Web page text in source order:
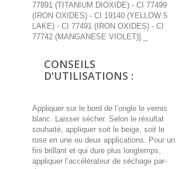
77891 (TITANIUM DIOXIDE) - CI 77499
(IRON OXIDES) - CI 19140 (YELLOW 5
LAKE) - CI 77491 (IRON OXIDES) - CI
77742 (MANGANESE VIOLET)]._
CONSEILS
D'UTILISATIONS :
Appliquer sur le bord de l’ongle le vernis
blanc. Laisser sécher. Selon le résultat
souhaité, appliquer soit le beige, soit le
rose en une ou deux applications. Pour un
fini brillant et qui dure plus longtemps,
appliquer l’accélérateur de séchage par-